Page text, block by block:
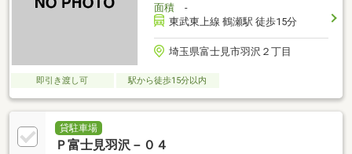
面積-
東武東上線 鶴瀬駅 徒歩15分
埼玉県富士見市羽沢２丁目
即引き渡し可 駅から徒歩15分以内
貸駐車場
Ｐ富士見羽沢－０４